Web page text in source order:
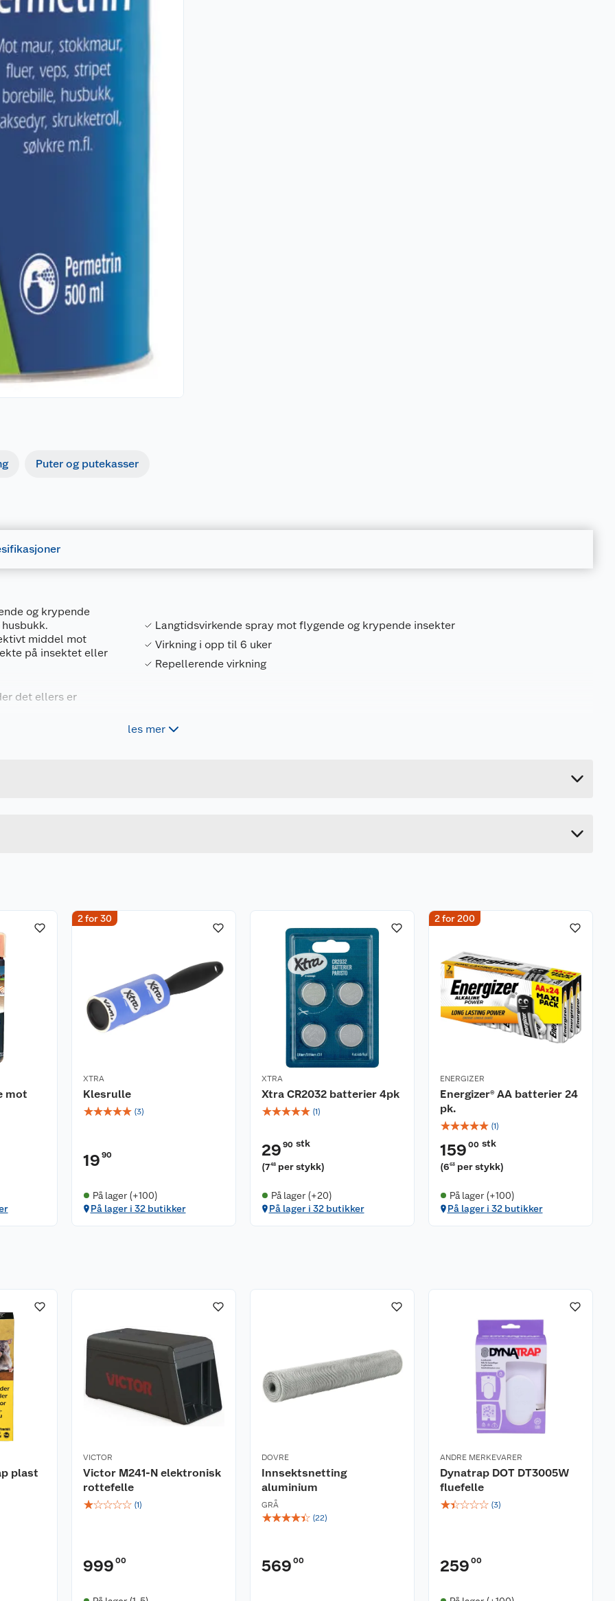
Puter og putekasser
og krypende
middel mot
på insektet eller
det ellers er
områder.
Langtidsvirkende spray mot flygende og krypende insekter
Virkning i opp til 6 uker
Repellerende virkning
les merForpakningsmål
mot
2 for 30
XTRA
Klesrulle
☆☆☆☆☆ (3)
19 90
På lager (+100)
På lager i 32 butikker
XTRA
Xtra CR2032 batterier 4pk
☆☆☆☆☆ (1)
29 90 stk
(748 per stykk)
På lager (+20)
På lager i 32 butikker
2 for 200
ENERGIZER
Energizer® AA batterier 24
pk.
☆☆☆☆☆ (1)
159 00 stk
(663 per stykk)
På lager (+100)
På lager i 32 butikker
plast
VICTOR
Victor M241-N elektronisk
rottefelle
☆☆☆☆☆ (1)
999 00
DOVRE
Innsektsnetting
aluminium
GRÅ
☆☆☆☆☆ (22)
569 00
ANDRE MERKEVARER
Dynatrap DOT DT3005W
fluefelle
☆☆☆☆☆ (3)
259 00